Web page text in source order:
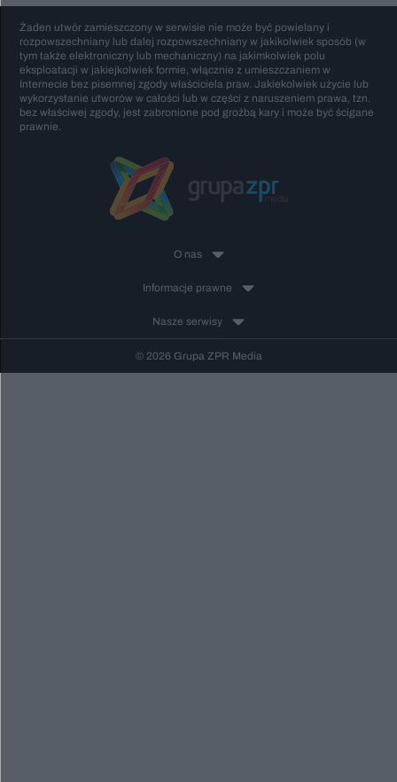
Żaden utwór zamieszczony w serwisie nie może być powielany i
rozpowszechniany lub dalej rozpowszechniany w jakikolwiek sposób (w
tym także elektroniczny lub mechaniczny) na jakimkolwiek polu
eksploatacji w jakiejkolwiek formie, włącznie z umieszczaniem w
Internecie bez pisemnej zgody właściciela praw. Jakiekolwiek użycie lub
wykorzystanie utworów w całości lub w części z naruszeniem prawa, tzn.
bez właściwej zgody, jest zabronione pod groźbą kary i może być ścigane
prawnie.
O nas
Informacje prawne
Nasze serwisy
© 2026 Grupa ZPR Media